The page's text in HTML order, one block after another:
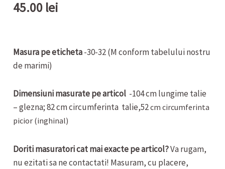
45.00 lei
Masura pe eticheta-30-32 (M conform tabelului nostru
de marimi)
Dimensiuni masurate pe articol -104 cm lungime talie
– glezna; 82 cm circumferinta talie,52cm circumferinta
picior (inghinal)
Doriti masuratori cat mai exacte pe articol?Va rugam,
nu ezitati sa ne contactati! Masuram, cu placere,